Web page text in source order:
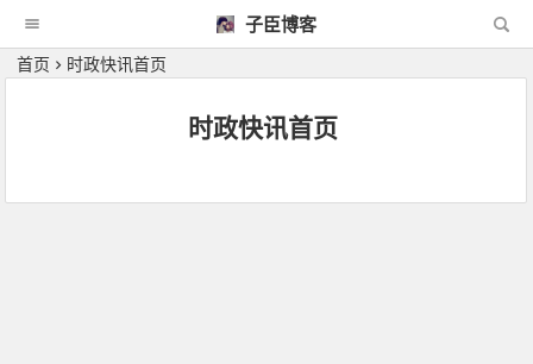
子臣博客
首页 时政快讯首页
时政快讯首页